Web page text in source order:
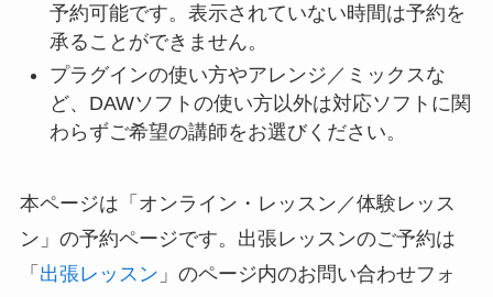
予約可能です。表示されていない時間は予約を
承ることができません。
プラグインの使い方やアレンジ／ミックスな
ど、DAWソフトの使い方以外は対応ソフトに関
わらずご希望の講師をお選びください。
本ページは「オンライン・レッスン／体験レッス
ン」の予約ページです。出張レッスンのご予約は
「 出張レッスン 」のページ内のお問い合わせフォ